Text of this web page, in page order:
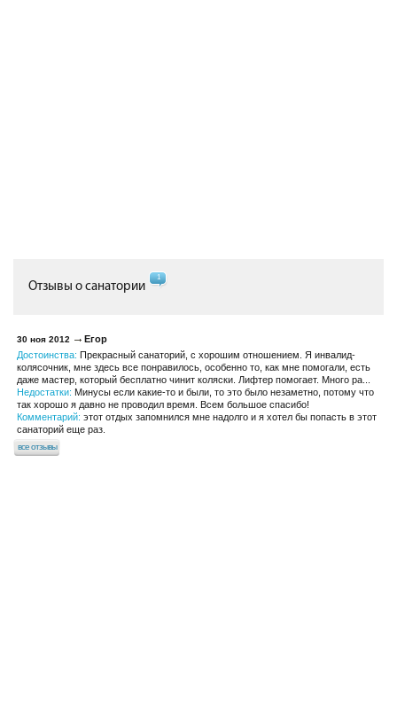
Отзывы о санатории
1
30 ноя 2012
Егор
Достоинства: Прекрасный санаторий, с хорошим отношением. Я инвалид-
колясочник, мне здесь все понравилось, особенно то, как мне помогали, есть
даже мастер, который бесплатно чинит коляски. Лифтер помогает. Много ра...
Недостатки: Минусы если какие-то и были, то это было незаметно, потому что
так хорошо я давно не проводил время. Всем большое спасибо!
Комментарий: этот отдых запомнился мне надолго и я хотел бы попасть в этот
санаторий еще раз.
все отзывы